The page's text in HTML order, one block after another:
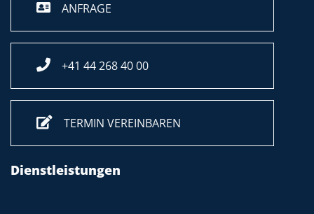
ANFRAGE
+41 44 268 40 00
TERMIN VEREINBAREN
Dienstleistungen